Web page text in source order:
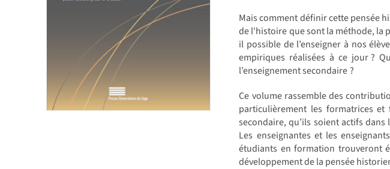
Mais comment définir cette pensée
de l'histoire que sont la méthode, la
il possible de l’enseigner à nos
empiriques réalisées à ce jour ?
l’enseignement secondaire ?
Ce volume rassemble des
particulièrement les formatrices et
secondaire, qu’ils soient actifs
Les enseignantes et les
étudiants en formation trouveront
développement de la pensée